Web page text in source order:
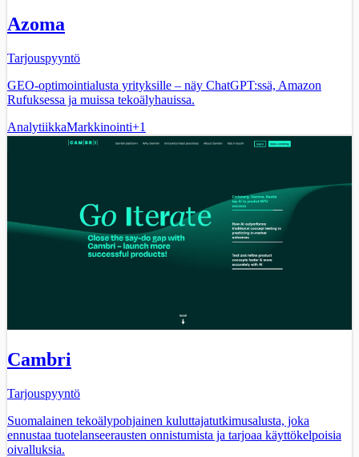
Azoma
Tarjouspyyntö
GEO-optimointialusta yrityksille – näy ChatGPT:ssä, Amazon
Rufuksessa ja muissa tekoälyhauissa.
AnalytiikkaMarkkinointi+1
Cambri
Tarjouspyyntö
Suomalainen tekoälypohjainen kuluttajatutkimusalusta, joka
ennustaa tuotelanseerausten onnistumista ja tarjoaa käyttökelpoisia
oivalluksia.